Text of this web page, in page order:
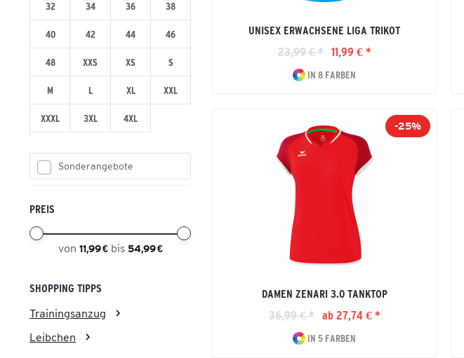
Six Wings
32 34 36 38
40 42 44 46
48 XXS XS S
M L XL XXL
XXXL 3XL 4XL
Sonderangebote
PREIS
von 11,99 € bis 54,99 €
SHOPPING TIPPS
Trainingsanzug
Leibchen
UNISEX ERWACHSENE LIGA TRIKOT
23,99 € *
11,99 € *
IN 8 FARBEN
-25%
DAMEN ZENARI 3.0 TANKTOP
36,99 € *
ab 27,74 € *
IN 5 FARBEN